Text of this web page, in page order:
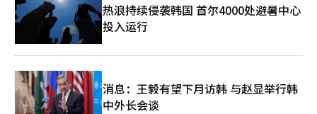
热浪持续侵袭韩国 首尔4000处避暑中心
投入运行
消息：王毅有望下月访韩 与赵显举行韩
中外长会谈